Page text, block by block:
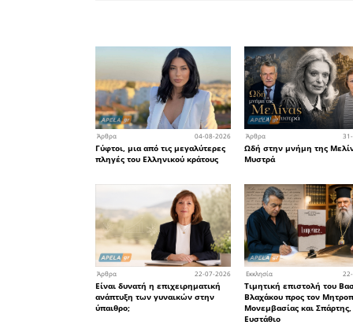
239,1
• Στην
Ευρώπη.